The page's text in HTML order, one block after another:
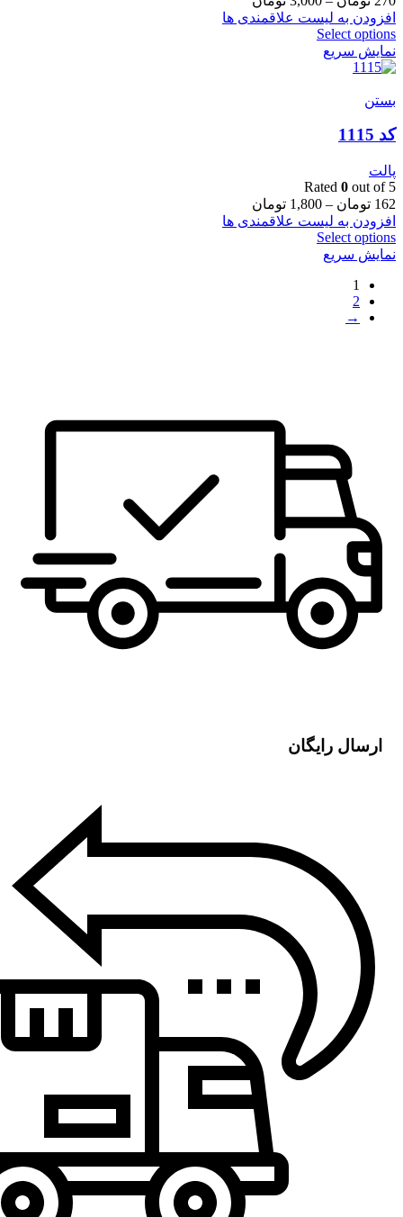
افزودن به لیست علاقمندی ها
Select options
نمایش سریع
بستن
کد 1115
پالت
Rated 0 out of 5
162 تومان –
1,800 تومان
افزودن به لیست علاقمندی ها
Select options
نمایش سریع
1
2
→
ارسال رایگان